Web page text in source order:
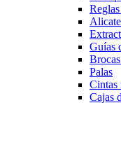
Guías
Palas
Cintas
Cajas